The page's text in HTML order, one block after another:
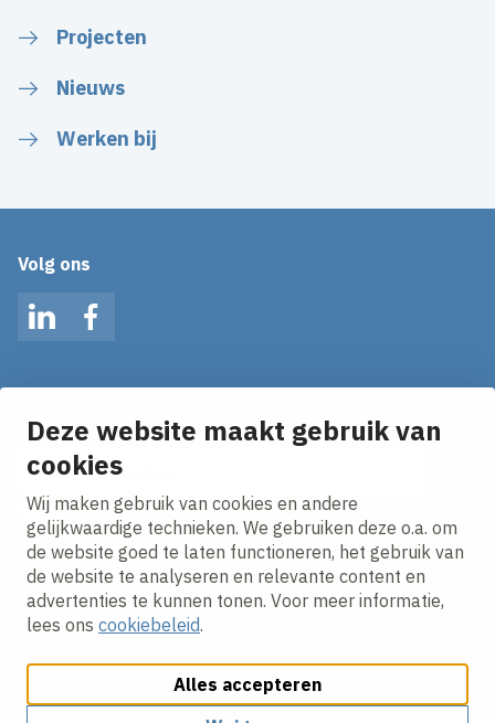
Deze website maakt gebruik van
cookies
Wij maken gebruik van cookies en andere
gelijkwaardige technieken. We gebruiken deze o.a. om
de website goed te laten functioneren, het gebruik van
de website te analyseren en relevante content en
advertenties te kunnen tonen. Voor meer informatie,
lees ons cookiebeleid.
Alles accepteren
Projecten
Nieuws
Werken bij
Volg ons
LinkedInFacebook
Ontvang onze nieuws alerts in je mailbox!
E-mailadres
Ik ga akkoord met hetprivacy statement.
Cookies aanpassenCookie beleidPrivacy policy
Algemene inkoopvoorwaarden